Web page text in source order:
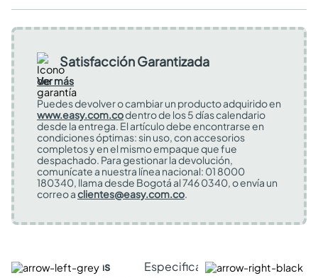
Satisfacción Garantizada
Ver más
Puedes devolver o cambiar un producto adquirido en
www.easy.com.codentro de los 5 días calendario
desde la entrega. El artículo debe encontrarse en
condiciones óptimas: sin uso, con accesorios
completos y en el mismo empaque que fue
despachado. Para gestionar la devolución,
comunícate a nuestra línea nacional: 01 8000
180340, llama desde Bogotá al 746 0340, o envía un
correo aclientes@easy.com.co.
Características Especificaciones Técnicas